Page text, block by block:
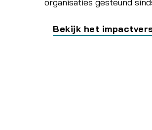
Bekijk het